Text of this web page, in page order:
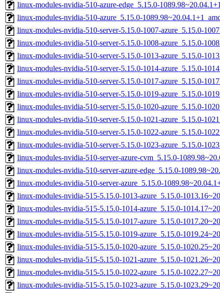
linux-modules-nvidia-510-azure-edge_5.15.0-
linux-modules-nvidia-510-azure_5.15.0-
linux-modules-nvidia-510-server-5.15.0-1007-azure_5.15.0-
linux-modules-nvidia-510-server-5.15.0-1008-azure_5.15.0-
linux-modules-nvidia-510-server-5.15.0-1013-azure_5.15.0-
linux-modules-nvidia-510-server-5.15.0-1014-azure_5.15.0-
linux-modules-nvidia-510-server-5.15.0-1017-azure_5.15.0-
linux-modules-nvidia-510-server-5.15.0-1019-azure_5.15.0-
linux-modules-nvidia-510-server-5.15.0-1020-azure_5.15.0-
linux-modules-nvidia-510-server-5.15.0-1021-azure_5.15.0-
linux-modules-nvidia-510-server-5.15.0-1022-azure_5.15.0-
linux-modules-nvidia-510-server-5.15.0-1023-azure_5.15.0-
linux-modules-nvidia-510-server-azure-cvm_5.15.0-
linux-modules-nvidia-510-server-azure-edge_5.15.0-
linux-modules-nvidia-510-server-azure_5.15.0-
linux-modules-nvidia-515-5.15.0-1013-azure_5.15.0-
linux-modules-nvidia-515-5.15.0-1014-azure_5.15.0-
linux-modules-nvidia-515-5.15.0-1017-azure_5.15.0-
linux-modules-nvidia-515-5.15.0-1019-azure_5.15.0-
linux-modules-nvidia-515-5.15.0-1020-azure_5.15.0-
linux-modules-nvidia-515-5.15.0-1021-azure_5.15.0-
linux-modules-nvidia-515-5.15.0-1022-azure_5.15.0-
linux-modules-nvidia-515-5.15.0-1023-azure_5.15.0-